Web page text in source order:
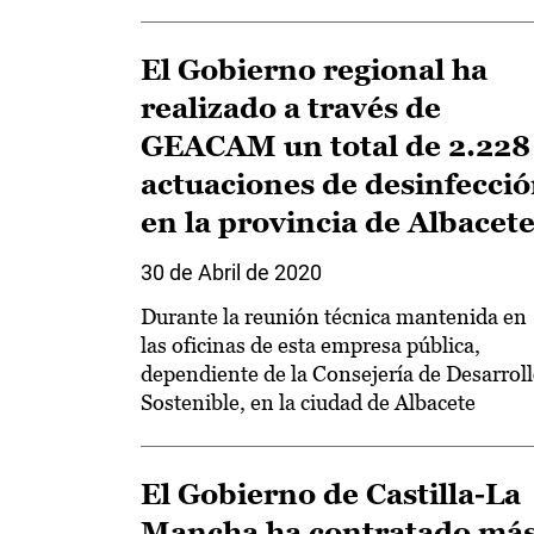
El Gobierno regional ha
realizado a través de
GEACAM un total de 2.228
actuaciones de
en la provincia de Albacete
30 de Abril de 2020
Durante la reunión técnica mantenida en
las oficinas de esta empresa pública,
dependiente de la Consejería de
Sostenible, en la ciudad de Albacete
El Gobierno de Castilla-La